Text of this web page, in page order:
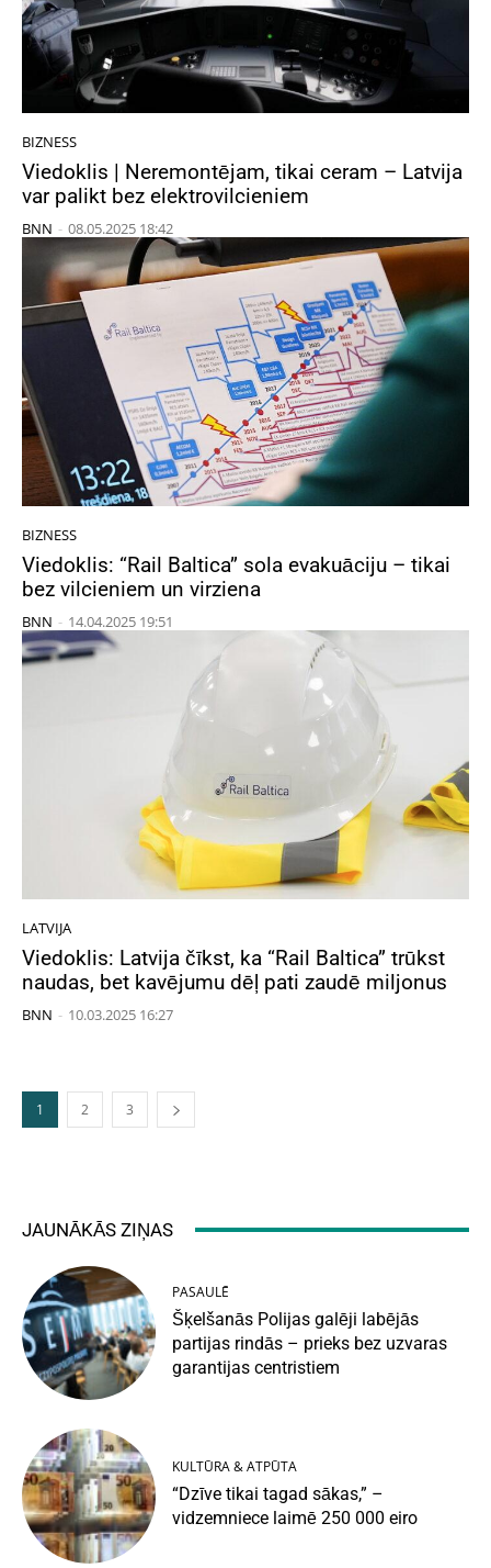
BIZNESS
Viedoklis | Neremontējam, tikai ceram – Latvija
var palikt bez elektrovilcieniem
BNN - 08.05.2025 18:42
BIZNESS
Viedoklis: “Rail Baltica” sola evakuāciju – tikai
bez vilcieniem un virziena
BNN - 14.04.2025 19:51
LATVIJA
Viedoklis: Latvija čīkst, ka “Rail Baltica” trūkst
naudas, bet kavējumu dēļ pati zaudē miljonus
BNN - 10.03.2025 16:27
1 2 3
JAUNĀKĀS ZIŅAS
PASAULĒ
Šķelšanās Polijas galēji labējās
partijas rindās – prieks bez uzvaras
garantijas centristiem
KULTŪRA & ATPŪTA
“Dzīve tikai tagad sākas,” –
vidzemniece laimē 250 000 eiro